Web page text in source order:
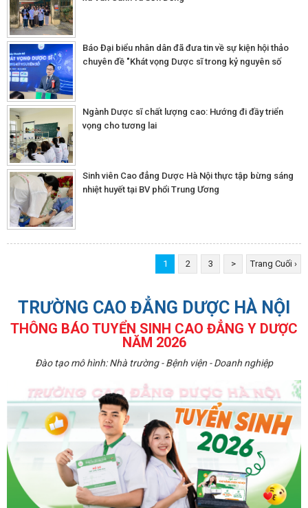
Báo Đại biểu nhân dân đã đưa tin về sự kiện hội thảo
chuyên đề "Khát vọng Dược sĩ trong kỷ nguyên số
Ngành Dược sĩ chất lượng cao: Hướng đi đầy triển
vọng cho tương lai
Sinh viên Cao đẳng Dược Hà Nội thực tập bừng sáng
nhiệt huyết tại BV phổi Trung Ương
1 2 3 > Trang Cuối ›
TRƯỜNG CAO ĐẲNG DƯỢC HÀ NỘI
THÔNG BÁO TUYỂN SINH CAO ĐẲNG Y DƯỢC
NĂM 2026
Đào tạo mô hình: Nhà trường - Bệnh viện - Doanh nghiệp